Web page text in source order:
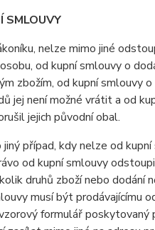
SMLOUVY
nelze mimo jiné
od kupní smlouvy o
zbožím, od kupní smlouvy
jej není možné vrátit a od
jejich původní obal.
případ, kdy nelze od
od kupní smlouvy
druhů zboží nebo dodání
musí být prodávajícímu
formulář poskytovaný